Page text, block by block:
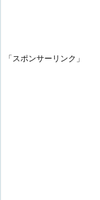
「スポンサーリンク」